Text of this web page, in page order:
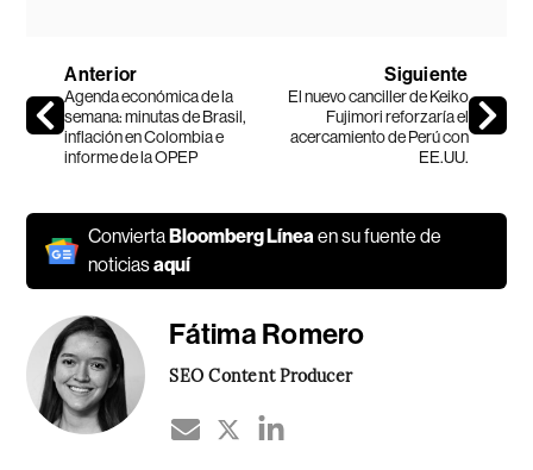
Anterior
Agenda económica de la
semana: minutas de Brasil,
inflación en Colombia e
informe de la OPEP
Siguiente
El nuevo canciller de Keiko
Fujimori reforzaría el
acercamiento de Perú con
EE.UU.
ConviertaBloomberg Líneaen su fuente de
noticiasaquí
Fátima Romero
SEO Content Producer